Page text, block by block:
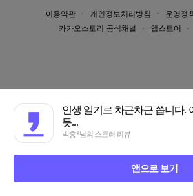
이용약관 개인정보처리방침 운영정
카카오스토리 공식채널
앱스토어
인생 일기로 차근차근 씁니다.
듯...
박흥*님의 스토러 리뷰
앱으로 보기